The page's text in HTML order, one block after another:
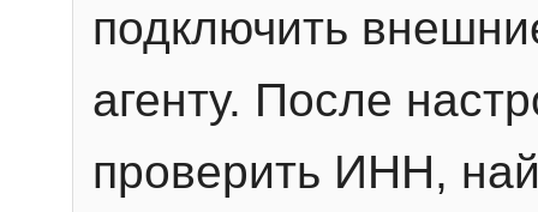
подключить
агенту. После
проверить ИНН,